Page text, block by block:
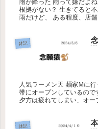
雨が降った 雨って嫌だよ
根拠がない？ 生きてると
雨だけど、 ある程度、店
雑記
人気ラーメン天 麺家Mに
帯にオープンしているので
夕方は疲れてしまい、オ
雑記